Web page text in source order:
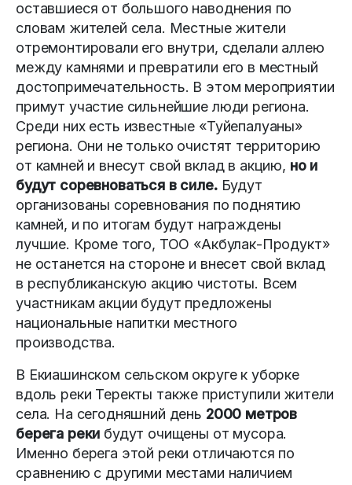
оставшиеся от большого наводнения по
словам жителей села. Местные жители
отремонтировали его внутри, сделали аллею
между камнями и превратили его в местный
достопримечательность. В этом мероприятии
примут участие сильнейшие люди региона.
Среди них есть известные «Туйепалуаны»
региона. Они не только очистят территорию
от камней и внесут свой вклад в акцию, но и
будут соревноваться в силе.Будут
организованы соревнования по поднятию
камней, и по итогам будут награждены
лучшие. Кроме того, ТОО «Акбулак-Продукт»
не останется на стороне и внесет свой вклад
в республиканскую акцию чистоты. Всем
участникам акции будут предложены
национальные напитки местного
производства.
В Екиашинском сельском округе к уборке
вдоль реки Теректы также приступили жители
села. На сегодняшний день 2000 метров
берега реки будут очищены от мусора.
Именно берега этой реки отличаются по
сравнению с другими местами наличием